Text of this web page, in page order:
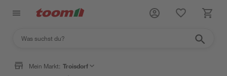
Mein Markt: Troisdorf